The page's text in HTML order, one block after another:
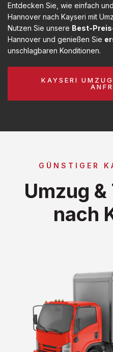
Entdecken Sie, wie einfach
Hannover nach Kayseri mit
Nutzen Sie unsere Best-
Hannover und genießen Sie
unschlagbaren Konditionen.
KAYSERI
GÜNSTIGER
Umzug
nach